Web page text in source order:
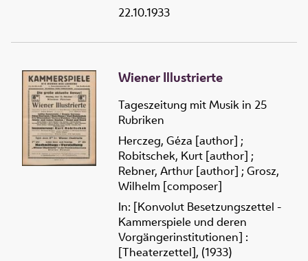
22.10.1933
Wiener Illustrierte
Tageszeitung mit Musik in 25
Rubriken
Herczeg, Géza [author] ;
Robitschek, Kurt [author] ;
Rebner, Arthur [author] ; Grosz,
Wilhelm [composer]
In: [Konvolut Besetzungszettel -
Kammerspiele und deren
Vorgängerinstitutionen] :
[Theaterzettel], (1933)